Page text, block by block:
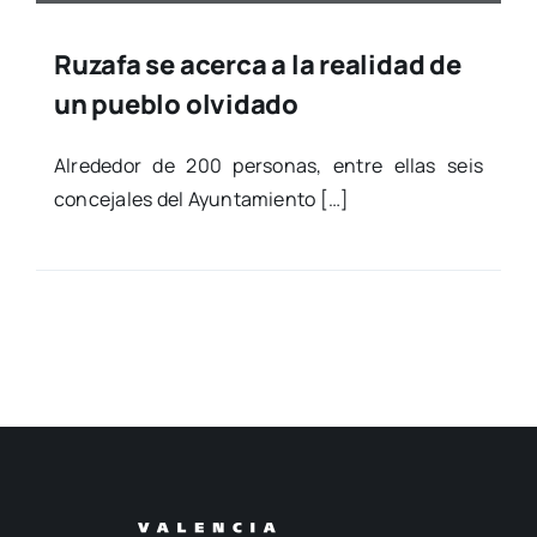
Ruzafa se acerca a la realidad de
un pueblo olvidado
Alre­de­dor de 200 per­so­nas, entre ellas seis
con­ce­ja­les del Ayun­ta­mien­to […]